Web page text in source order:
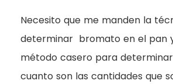
Necesito que me manden la
determinar bromato en el pan
método casero para
cuanto son las cantidades que